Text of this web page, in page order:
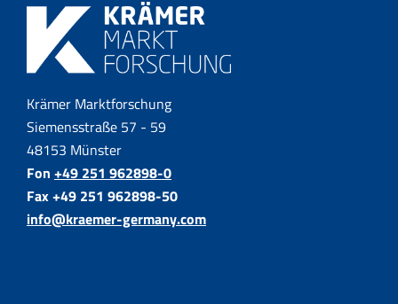
Krämer Marktforschung
Siemensstraße 57 - 59
48153 Münster
Fon +49 251 962898-0
Fax +49 251 962898-50
info@kraemer-germany.com